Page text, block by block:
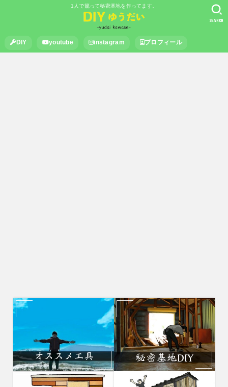
1人で籠って秘密基地を作ってます。
DIY youtube instagram プロフィール
SEARCH